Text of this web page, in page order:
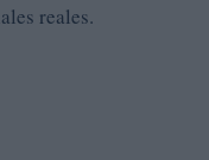
reales.